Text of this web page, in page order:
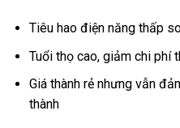
Tiêu hao điện năng thấp
Tuổi thọ cao, giảm chi phí
Giá thành rẻ nhưng vẫn
thành